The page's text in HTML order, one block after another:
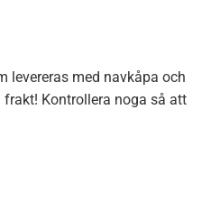
levereras med navkåpa och
Kontrollera noga så att